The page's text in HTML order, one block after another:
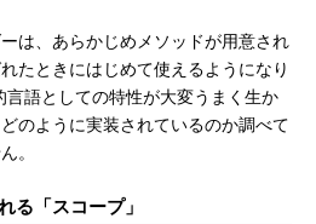
は、あらかじめメソッドが用意され
たときにはじめて使えるようになり
言語としての特性が大変うまく生か
のように実装されているのか調べて
。
る「スコープ」